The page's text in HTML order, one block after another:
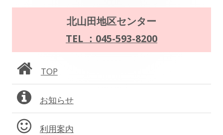
ゲ
シ
ョ
ン
ン
サ
イ
ド
北山田地区センター
TEL ：045-593-8200
TOP
お知らせ
利用案内